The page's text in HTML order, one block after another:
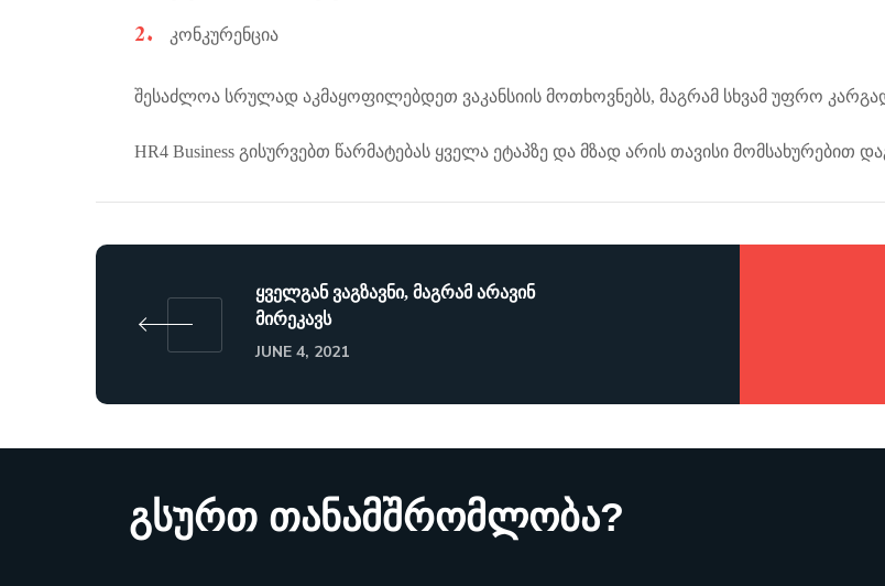
კონკურენცია
შესაძლოა სრულად აკმაყოფილებდეთ ვაკანსიის მოთხოვნებს, მაგრამ სხვამ უფრო
HR4 Business გისურვებთ წარმატებას ყველა ეტაპზე და მზად არის თავისი მომსახურებით
ყველგან ვაგზავნი, მაგრამ არავინ
მირეკავს
JUNE 4, 2021
გსურთ თანამშრომლობა?